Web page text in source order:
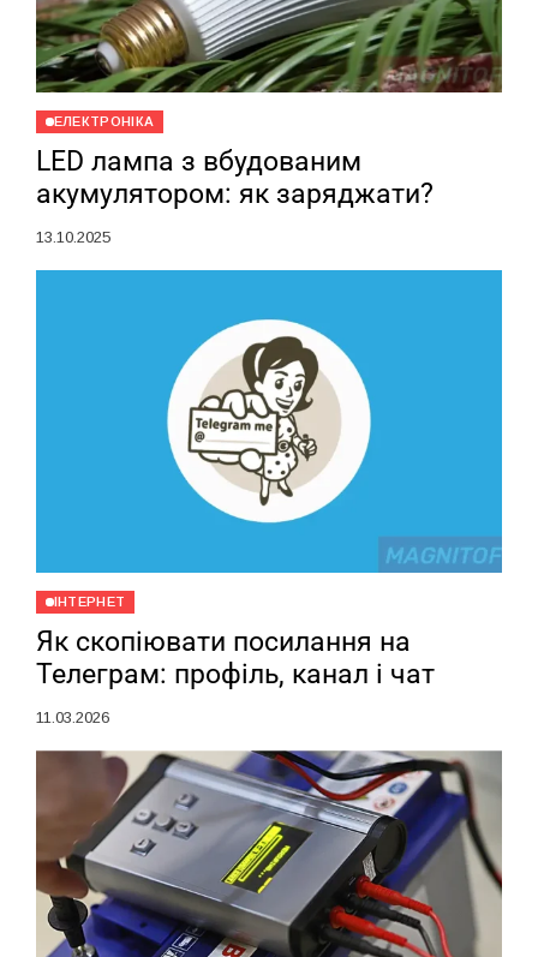
ЕЛЕКТРОНІКА
LED лампа з вбудованим
акумулятором: як заряджати?
13.10.2025
ІНТЕРНЕТ
Як скопіювати посилання на
Телеграм: профіль, канал і чат
11.03.2026